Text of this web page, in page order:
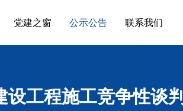
党建之窗 公示公告 联系我们
工程施工竞争性谈判